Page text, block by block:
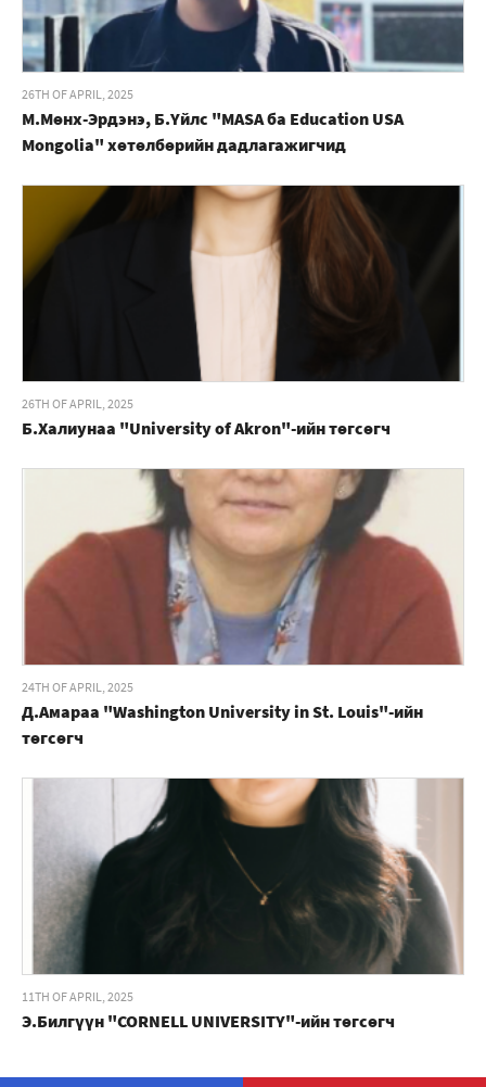
26TH OF APRIL, 2025
М.Мөнх-Эрдэнэ, Б.Үйлс "MASA ба Education USA
Mongolia" хөтөлбөрийн дадлагажигчид
26TH OF APRIL, 2025
Б.Халиунаа "University of Akron"-ийн төгсөгч
24TH OF APRIL, 2025
Д.Амараа "Washington University in St. Louis"-ийн
төгсөгч
11TH OF APRIL, 2025
Э.Билгүүн "CORNELL UNIVERSITY"-ийн төгсөгч